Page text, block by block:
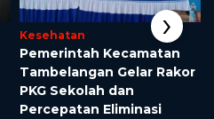
Kesehatan
Pemerintah Kecamatan
Tambelangan Gelar Rakor
PKG Sekolah dan
Percepatan Eliminasi
›